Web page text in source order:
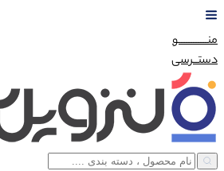
منــــــــــــو
دستــرسی